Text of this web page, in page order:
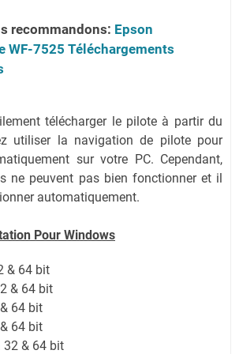
recommandons: Epson
WF-7525 Téléchargements
télécharger le pilote à partir du
utiliser la navigation de pilote pour
sur votre PC. Cependant,
ne peuvent pas bien fonctionner et il
automatiquement.
Pour Windows
& 64 bit
& 64 bit
64 bit
64 bit
32 & 64 bit